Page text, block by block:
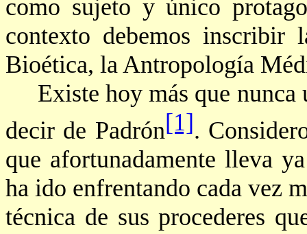
como sujeto y único
contexto debemos inscribir
Bioética, la Antropología
Existe hoy más que nunca
decir de Padrón[1].
que afortunadamente lleva
ha ido enfrentando cada vez
técnica de susprocederes